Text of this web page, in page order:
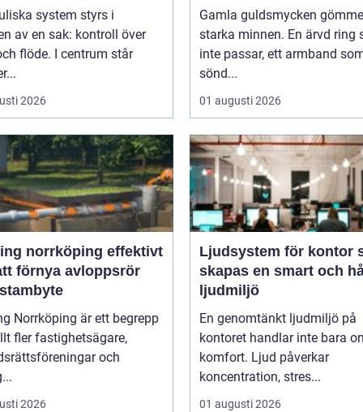
system styrs i
av en sak: kontroll över
flöde. I centrum står
2026
Gamla guldsmycken
starka minnen. En ärvd ring
inte passar, ett armband
sönd...
01 augusti 2026
norrköping effektivt
förnya avloppsrör
Norrköping är ett begrepp
fler fastighetsägare,
och
2026
Ljudsystem för kontor så
skapas en smart och
ljudmiljö
En genomtänkt ljudmiljö på
kontoret handlar inte bara
komfort. Ljud påverkar
koncentration, stres...
01 augusti 2026